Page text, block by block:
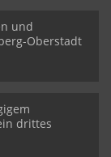
und
Oberstadt
drittes